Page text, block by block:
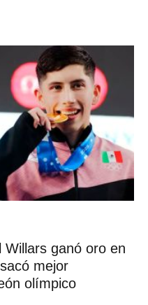
Willars ganó oro en
mejor
olímpico